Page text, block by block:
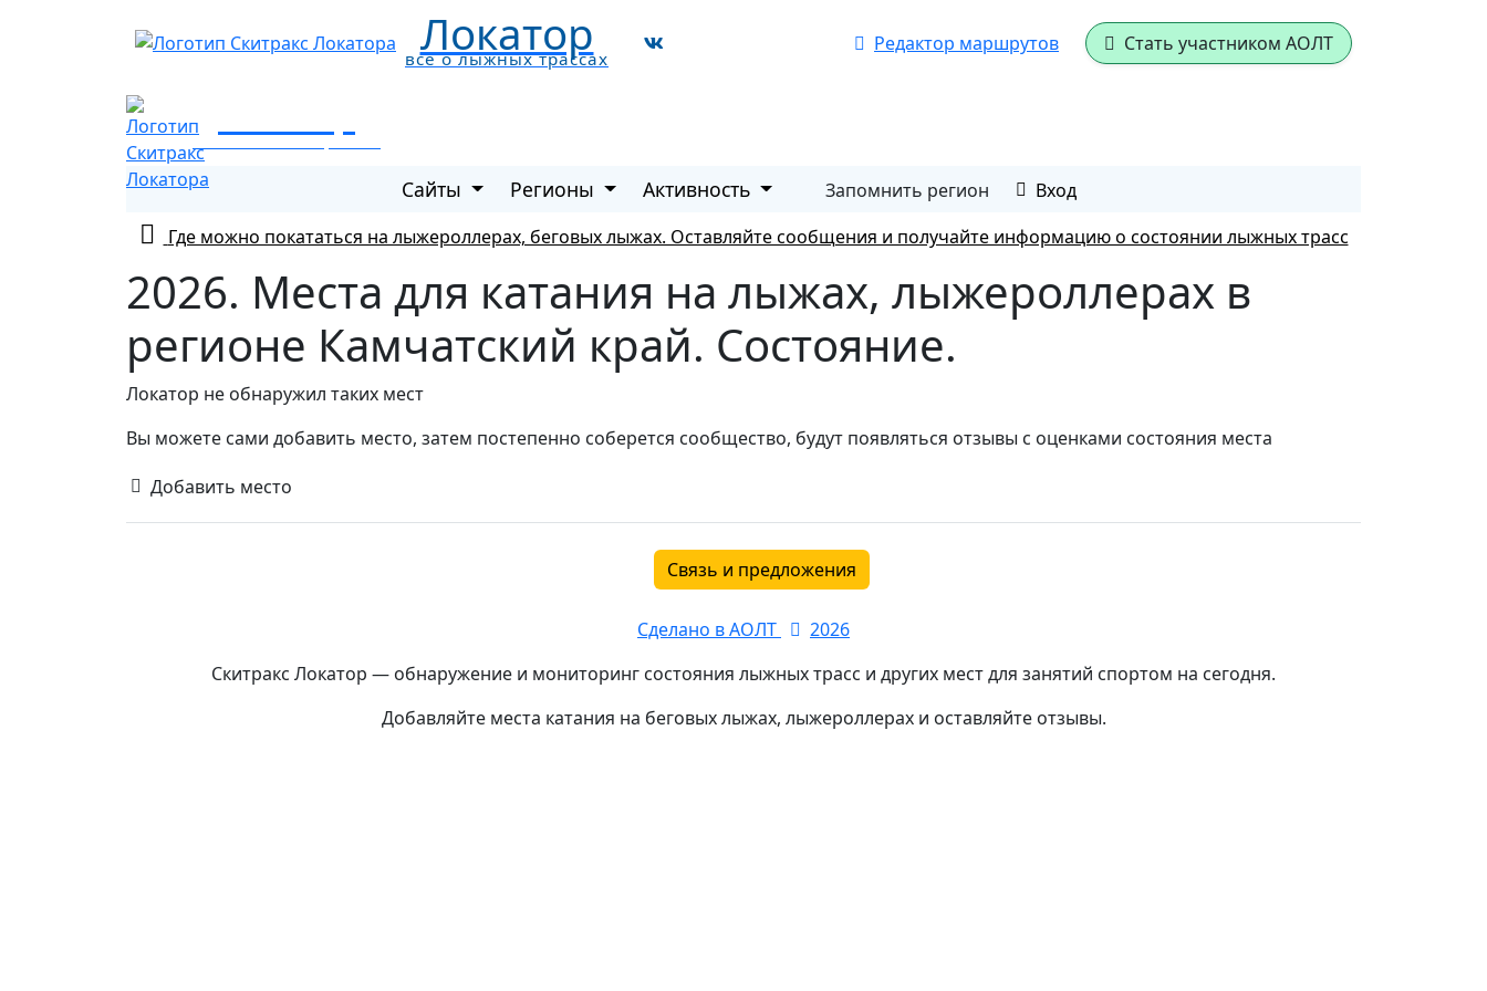
Локатор
все о лыжных трассах
Редактор маршрутов Стать участником АОЛТ
все о лыжных трассах
Сайты Регионы Активность Запомнить регион
Вход
Где можно покататься на лыжероллерах, беговых лыжах. Оставляйте сообщения и получайте информацию о состоянии лыжных трасс
2026. Места для катания на лыжах, лыжероллерах в
регионе Камчатский край. Состояние.
Локатор не обнаружил таких мест
Вы можете сами добавить место, затем постепенно соберется сообщество, будут появляться отзывы с оценками состояния места
Добавить место
Связь и предложения
Сделано в АОЛТ
2026
Скитракс Локатор — обнаружение и мониторинг состояния лыжных трасс и других мест для занятий спортом на сегодня.
Добавляйте места катания на беговых лыжах, лыжероллерах и оставляйте отзывы.